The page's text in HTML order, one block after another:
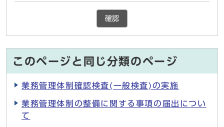
確認
このページと同じ分類のページ
業務管理体制確認検査(一般検査)の実施
業務管理体制の整備に関する事項の届出につい
て